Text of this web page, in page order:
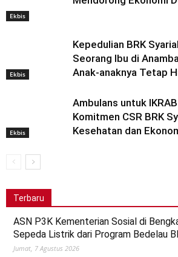
Ekbis
Ekbis
Kepedulian BRK
Seorang Ibu di
Anak-anaknya Tetap
Ekbis
Ambulans untuk
Komitmen CSR BRK
Kesehatan dan
Terbaru
ASN P3K Kementerian Sosial di
Sepeda Listrik dari Program Bedelau
Jumat, 7 Agustus 2026